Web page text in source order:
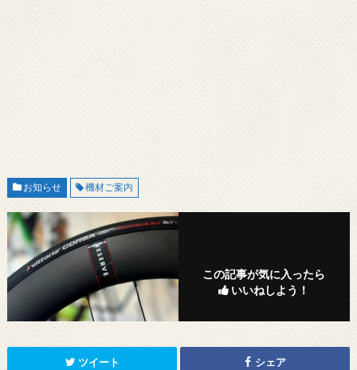
お知らせ 機材ご案内
この記事が気に入ったら
いいねしよう！
ツイート シェア